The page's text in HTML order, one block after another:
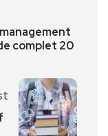
complet 20